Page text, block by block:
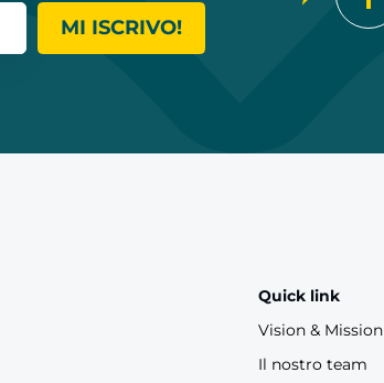
MI ISCRIVO!
Quick link
Vision & Mission
Il nostro team